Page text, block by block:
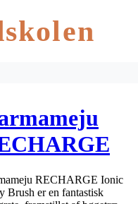
Body
RECHARGE Ionic
Brush er en fantastisk